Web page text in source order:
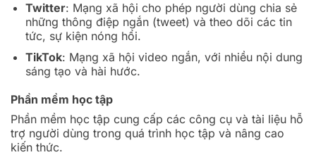
Twitter: Mạng xã hội cho phép người dùng chia sẻ
những thông điệp ngắn (tweet) và theo dõi các tin
tức, sự kiện nóng hổi.
TikTok: Mạng xã hội video ngắn, với nhiều nội dung
sáng tạo và hài hước.
Phần mềm học tập
Phần mềm học tập cung cấp các công cụ và tài liệu hỗ
trợ người dùng trong quá trình học tập và nâng cao
kiến thức.